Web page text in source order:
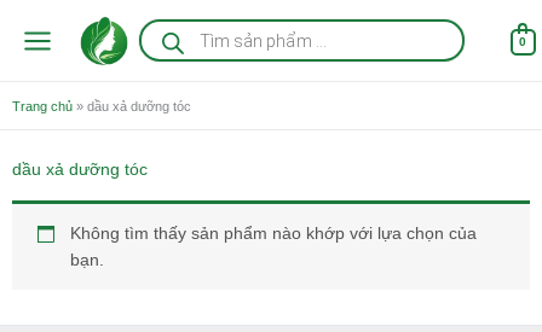
Tìm
kiếm
sản
0
Trang chủ » dầu xả dưỡng tóc
dầu xả dưỡng tóc
Không tìm thấy sản phẩm nào khớp với lựa chọn của
bạn.